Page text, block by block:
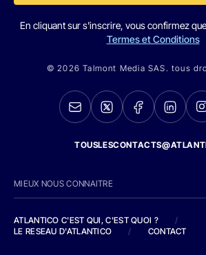
En cliquant sur s'inscrire, vous confirmez
Termes et Conditions
© 2026 Talmont Media SAS. tous
MIEUX NOUS CONNAITRE
ATLANTICO C'EST QUI, C'EST QUOI ?
/
LE RESEAU D'ATLANTICO
/ CONTACT